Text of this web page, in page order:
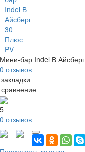
Мини-бар Indel В
0 отзывов
5
0 отзывов